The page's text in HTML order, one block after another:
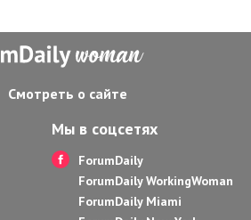
Смотреть о сайте
Мы в соцсетях
ForumDaily
ForumDaily WorkingWoman
ForumDaily Miami